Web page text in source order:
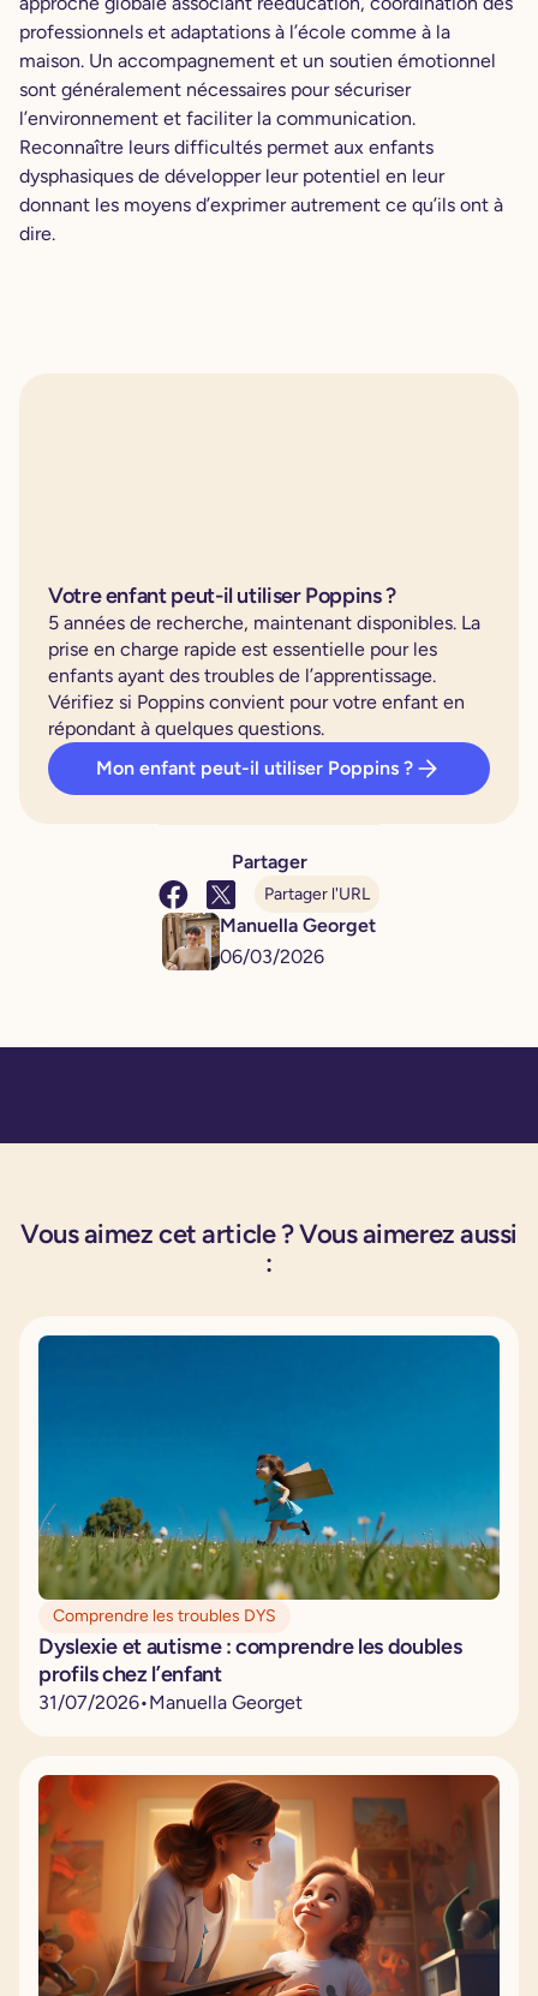
Partager
Partager l'URL
Manuella Georget
06/03/2026
professionnels et adaptations à l’école comme à la
maison. Un accompagnement et un soutien émotionnel
sont généralement nécessaires pour sécuriser
l’environnement et faciliter la communication.
Reconnaître leurs difficultés permet aux enfants
dysphasiques de développer leur potentiel en leur
donnant les moyens d’exprimer autrement ce qu’ils ont à
dire.
Votre enfant peut-il utiliser Poppins ?
5 années de recherche, maintenant disponibles. La
prise en charge rapide est essentielle pour les
enfants ayant des troubles de l’apprentissage.
Vérifiez si Poppins convient pour votre enfant en
répondant à quelques questions.
Mon enfant peut-il utiliser Poppins ?
Vous aimez cet article ? Vous aimerez aussi
:
Comprendre les troubles DYS
Dyslexie et autisme : comprendre les doubles
profils chez l’enfant
31/07/2026•Manuella Georget